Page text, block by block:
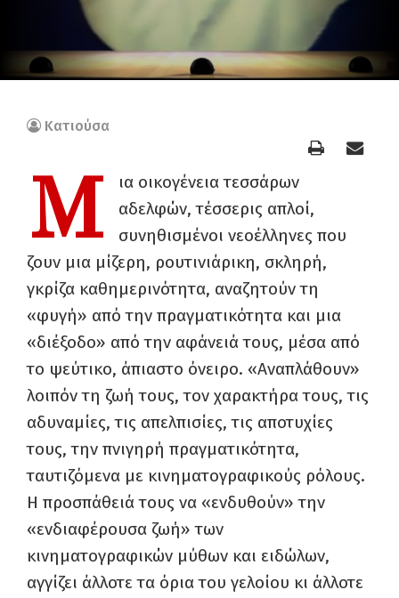
Κατιούσα
Μ
ια οικογένεια τεσσάρων
αδελφών, τέσσερις απλοί,
συνηθισμένοι νεοέλληνες που
ζουν μια μίζερη, ρουτινιάρικη, σκληρή,
γκρίζα καθημερινότητα, αναζητούν τη
«φυγή» από την πραγματικότητα και μια
«διέξοδο» από την αφάνειά τους, μέσα από
το ψεύτικο, άπιαστο όνειρο. «Αναπλάθουν»
λοιπόν τη ζωή τους, τον χαρακτήρα τους, τις
αδυναμίες, τις απελπισίες, τις αποτυχίες
τους, την πνιγηρή πραγματικότητα,
ταυτιζόμενα με κινηματογραφικούς ρόλους.
Η προσπάθειά τους να «ενδυθούν» την
«ενδιαφέρουσα ζωή» των
κινηματογραφικών μύθων και ειδώλων,
αγγίζει άλλοτε τα όρια του γελοίου κι άλλοτε